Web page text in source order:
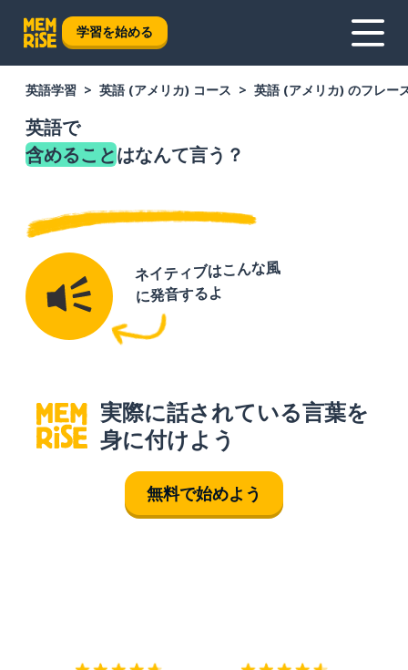
学習を始める
英語学習 英語 (アメリカ) コース 英語 (アメリカ) のフレー
英語で
含めることはなんて言う？
ネイティブはこんな風
に発音するよ
実際に話されている言葉を
身に付けよう
無料で始めよう